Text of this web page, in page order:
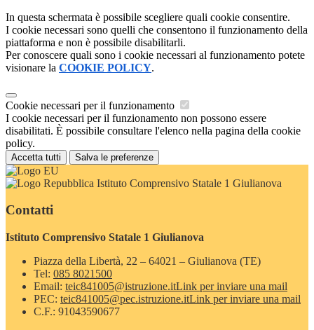
In questa schermata è possibile scegliere quali cookie consentire.
I cookie necessari sono quelli che consentono il funzionamento della
piattaforma e non è possibile disabilitarli.
Per conoscere quali sono i cookie necessari al funzionamento potete
visionare la COOKIE POLICY.
Cookie necessari per il funzionamento
I cookie necessari per il funzionamento non possono essere
disabilitati. È possibile consultare l'elenco nella pagina della cookie
policy.
Accetta tutti Salva le preferenze
Istituto Comprensivo Statale 1 Giulianova
Contatti
Istituto Comprensivo Statale 1 Giulianova
Piazza della Libertà, 22 – 64021 – Giulianova (TE)
Tel: 085 8021500
Email: teic841005@istruzione.itLink per inviare una mail
PEC: teic841005@pec.istruzione.itLink per inviare una mail
C.F.: 91043590677